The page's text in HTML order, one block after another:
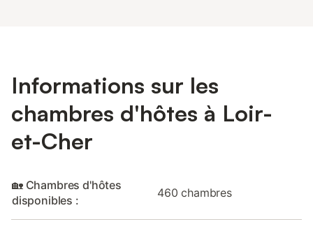
Informations sur les
chambres d'hôtes à Loir-
et-Cher
🏡 Chambres d'hôtes
disponibles :
460 chambres